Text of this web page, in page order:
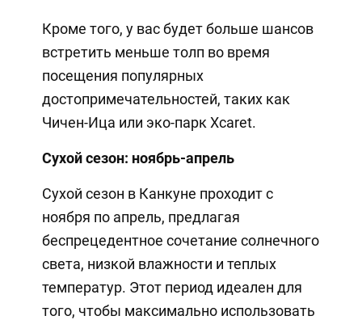
Кроме того, у вас будет больше шансов
встретить меньше толп во время
посещения популярных
достопримечательностей, таких как
Чичен-Ица или эко-парк Xcaret.
Сухой сезон: ноябрь-апрель
Сухой сезон в Канкуне проходит с
ноября по апрель, предлагая
беспрецедентное сочетание солнечного
света, низкой влажности и теплых
температур. Этот период идеален для
того, чтобы максимально использовать